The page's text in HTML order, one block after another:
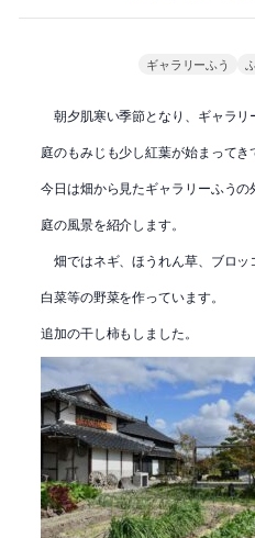
ギャラリーふう
朝夕肌寒い季節となり、ギャラリ
庭のもみじも少し紅葉が始まってき
今日は畑から見たギャラリーふうの
庭の風景を紹介します。
畑ではネギ、ほうれん草、ブロッ
白菜等の野菜を作っています。
追加の干し柿もしました。